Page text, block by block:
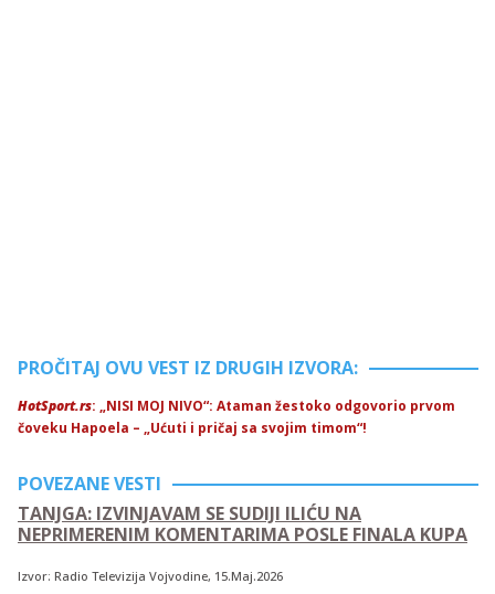
PROČITAJ OVU VEST IZ DRUGIH IZVORA:
HotSport.rs: „NISI MOJ NIVO“: Ataman žestoko odgovorio prvom
čoveku Hapoela – „Ućuti i pričaj sa svojim timom“!
POVEZANE VESTI
TANJGA: IZVINJAVAM SE SUDIJI ILIĆU NA
NEPRIMERENIM KOMENTARIMA POSLE FINALA KUPA
Izvor: Radio Televizija Vojvodine, 15.Maj.2026